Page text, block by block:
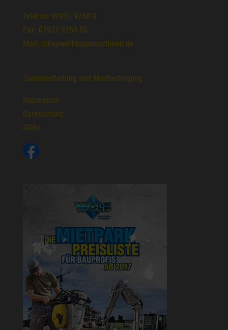
Telefon: 07931 9750 0
Fax: 07931 9750 50
Mail: info@wolf-baumaschinen.de
Zonenaufteilung und Mietbedingung
Impressum
Datenschutz
AGBs